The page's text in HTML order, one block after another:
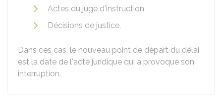
Actes du juge d'instruction
Décisions de justice.
Dans ces cas, le nouveau point de départ du délai
est la date de l'acte juridique qui a provoqué son
interruption.